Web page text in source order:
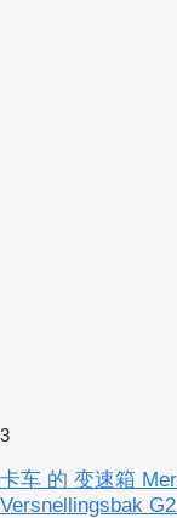
3
卡车 的 变速箱
Versnellingsbak